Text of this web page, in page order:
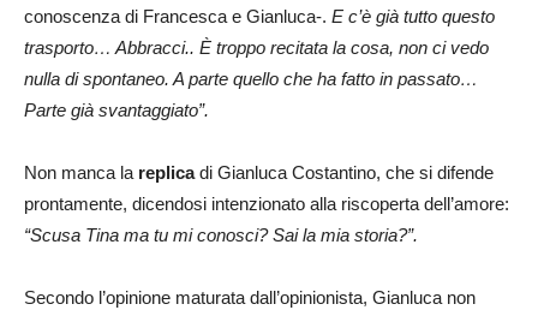
conoscenza di Francesca e Gianluca-. E c’è già tutto questo
trasporto… Abbracci.. È troppo recitata la cosa, non ci vedo
nulla di spontaneo. A parte quello che ha fatto in passato…
Parte già svantaggiato”.
Non manca la replicadi Gianluca Costantino, che si difende
prontamente, dicendosi intenzionato alla riscoperta dell’amore:
“Scusa Tina ma tu mi conosci? Sai la mia storia?”.
Secondo l’opinione maturata dall’opinionista, Gianluca non